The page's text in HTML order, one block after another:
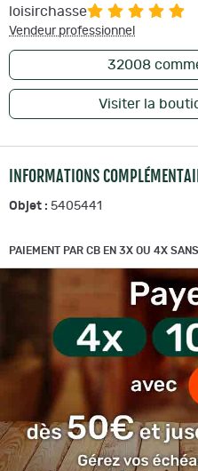
loisirchasse
Vendeur professionnel
32008
Visiter la
INFORMATIONS
Objet : 5405441
PAIEMENT PAR CB EN 3X OU 4X